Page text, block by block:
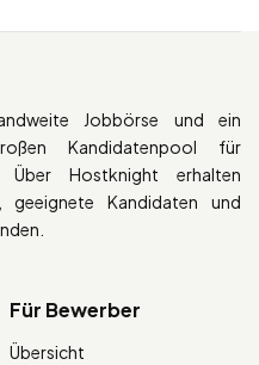
Jobbörse und ein
Kandidatenpool für
Hostknight erhalten
geeignete Kandidaten und
Für Bewerber
Übersicht